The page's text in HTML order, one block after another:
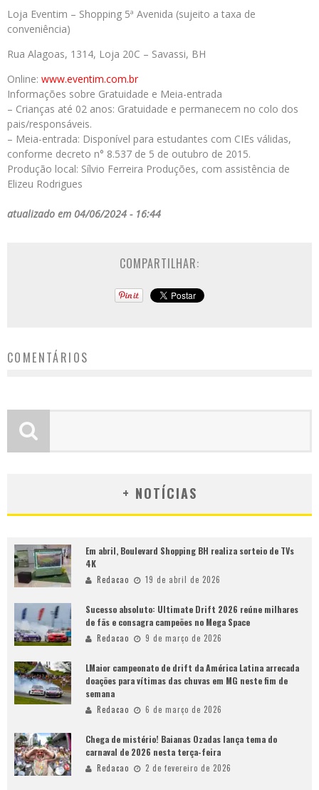
Loja Eventim – Shopping 5ª Avenida (sujeito a taxa de
conveniência)
Rua Alagoas, 1314, Loja 20C – Savassi, BH
Online: www.eventim.com.br
Informações sobre Gratuidade e Meia-entrada
– Crianças até 02 anos: Gratuidade e permanecem no colo dos
pais/responsáveis.
– Meia-entrada: Disponível para estudantes com CIEs válidas,
conforme decreto n° 8.537 de 5 de outubro de 2015.
Produção local: Sílvio Ferreira Produções, com assistência de
Elizeu Rodrigues
atualizado em 04/06/2024 - 16:44
COMPARTILHAR:
COMENTÁRIOS
+ NOTÍCIAS
Em abril, Boulevard Shopping BH realiza sorteio de TVs
4K
Redacao 19 de abril de 2026
Sucesso absoluto: Ultimate Drift 2026 reúne milhares
de fãs e consagra campeões no Mega Space
Redacao 9 de março de 2026
LMaior campeonato de drift da América Latina arrecada
doações para vítimas das chuvas em MG neste fim de
semana
Redacao 6 de março de 2026
Chega de mistério! Baianas Ozadas lança tema do
carnaval de 2026 nesta terça-feira
Redacao 2 de fevereiro de 2026